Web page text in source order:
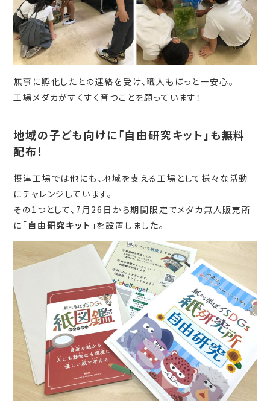
無事に孵化したとの連絡を受け、職人もほっと一安心。
工場メダカがすくすく育つことを願っています！
地域の子ども向けに「自由研究キット」も無料
配布！
摂津工場では他にも、地域を支える工場として様々な活動
にチャレンジしています。
その1つとして、7月26日から期間限定でメダカ無人販売所
に「 自由研究キット 」を設置しました。